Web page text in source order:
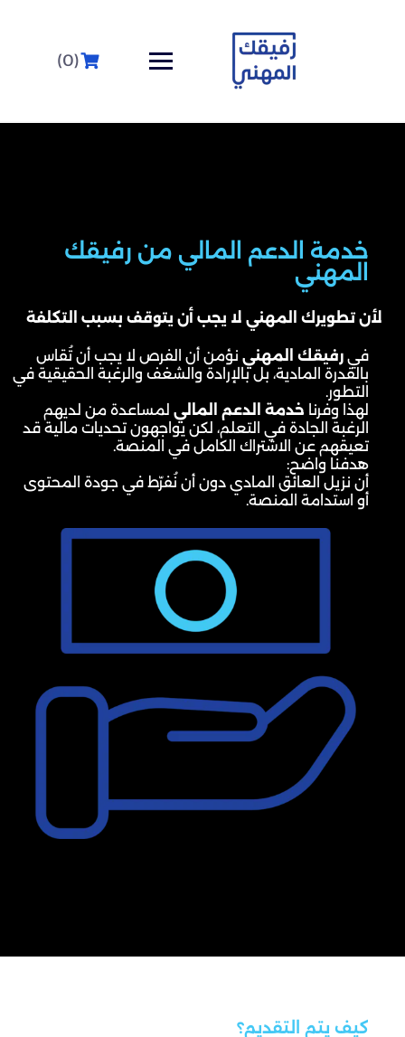
(0)
خدمة الدعم المالي من رفيقك
المهني
لأن تطويرك المهني لا يجب أن يتوقف بسبب التكلفة
في رفيقك المهني نؤمن أن الفرص لا يجب أن تُقاس
بالقدرة المادية، بل بالإرادة والشغف والرغبة الحقيقية في
التطور.
لهذا وفرنا خدمة الدعم المالي لمساعدة من لديهم
الرغبة الجادة في التعلم، لكن يواجهون تحديات مالية قد
تعيقهم عن الاشتراك الكامل في المنصة.
هدفنا واضح:
أن نزيل العائق المادي دون أن نُفرّط في جودة المحتوى
أو استدامة المنصة.
كيف يتم التقديم؟